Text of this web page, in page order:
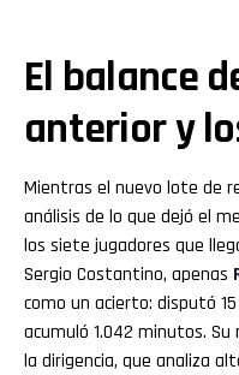
El balance
anterior y
Mientras el nuevo lote de
análisis de lo que dejó el
los siete jugadores que
Sergio Costantino, apenas
como un acierto: disputó
acumuló 1.042 minutos.
la dirigencia, que analiza